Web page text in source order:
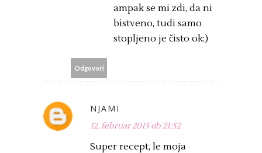
ampak se mi zdi, da ni
bistveno, tudi samo
stopljeno je čisto ok:)
Odgovori
NJAMI
12. februar 2015 ob 21:52
Super recept, le moja